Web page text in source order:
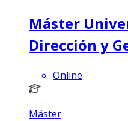
Máster
Dirección y
Online
Máster